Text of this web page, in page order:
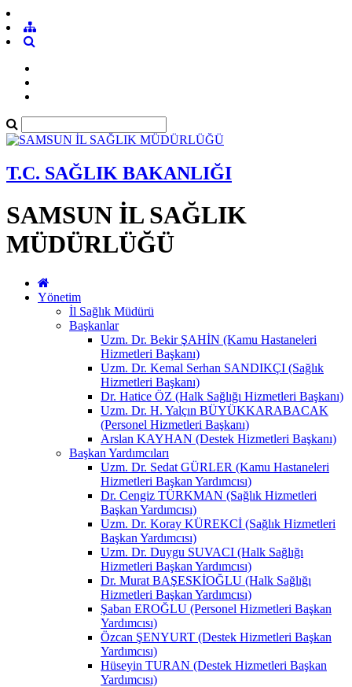
T.C. SAĞLIK BAKANLIĞI
SAMSUN İL SAĞLIK
MÜDÜRLÜĞÜ
Yönetim
İl Sağlık Müdürü
Başkanlar
Uzm. Dr. Bekir ŞAHİN (Kamu Hastaneleri
Hizmetleri Başkanı)
Uzm. Dr. Kemal Serhan SANDIKÇI (Sağlık
Hizmetleri Başkanı)
Dr. Hatice ÖZ (Halk Sağlığı Hizmetleri Başkanı)
Uzm. Dr. H. Yalçın BÜYÜKKARABACAK
(Personel Hizmetleri Başkanı)
Arslan KAYHAN (Destek Hizmetleri Başkanı)
Başkan Yardımcıları
Uzm. Dr. Sedat GÜRLER (Kamu Hastaneleri
Hizmetleri Başkan Yardımcısı)
Dr. Cengiz TÜRKMAN (Sağlık Hizmetleri
Başkan Yardımcısı)
Uzm. Dr. Koray KÜREKCİ (Sağlık Hizmetleri
Başkan Yardımcısı)
Uzm. Dr. Duygu SUVACI (Halk Sağlığı
Hizmetleri Başkan Yardımcısı)
Dr. Murat BAŞESKİOĞLU (Halk Sağlığı
Hizmetleri Başkan Yardımcısı)
Şaban EROĞLU (Personel Hizmetleri Başkan
Yardımcısı)
Özcan ŞENYURT (Destek Hizmetleri Başkan
Yardımcısı)
Hüseyin TURAN (Destek Hizmetleri Başkan
Yardımcısı)